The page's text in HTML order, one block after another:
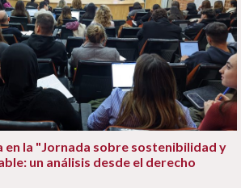
en la "Jornada sobre sostenibilidad y
un análisis desde el derecho